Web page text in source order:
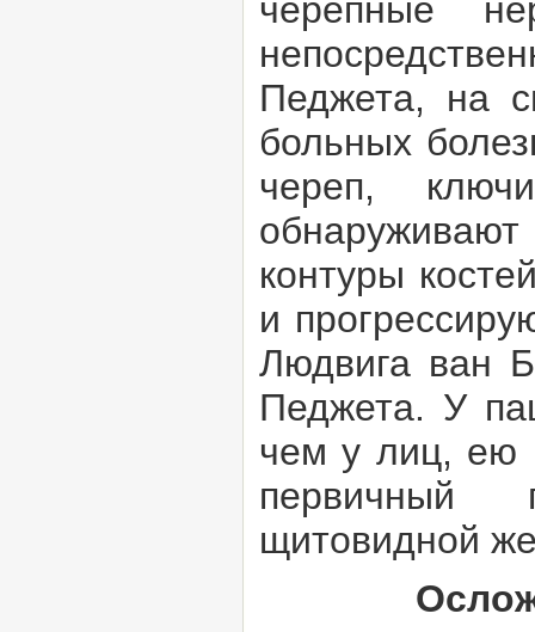
черепные
Педжета, на
больных
череп,
контуры
и
Людвига ван
Педжета. У
чем у лиц, ею
первичный
щитовидной